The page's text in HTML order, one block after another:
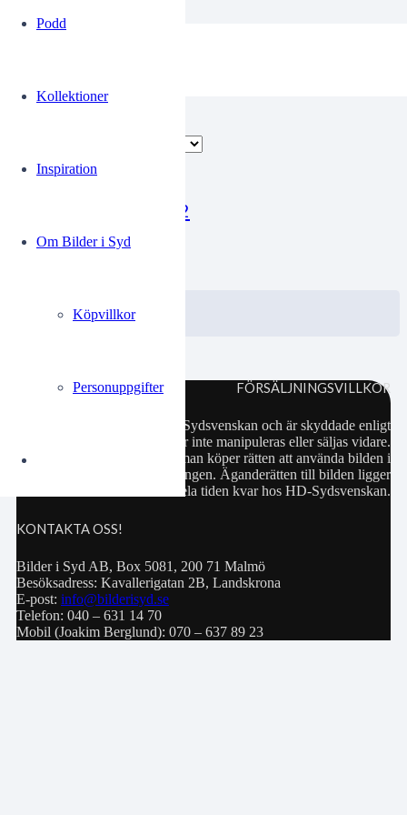
Podd
Kollektioner
Inspiration
Om Bilder i Syd
Köpvillkor
Personuppgifter
SDSarkivkrigg 5 2
0.00kr
Välj alternativ
FÖRSÄLJNINGSVILLKOR
Samtliga bilder hör till HD-Sydsvenskan och är skyddade enligt
upphovsrättslagen. De får inte manipuleras eller säljas vidare.
Köp av bild innebär att man köper rätten att använda bilden i
privat bruk eller för publiceringen. Äganderätten till bilden ligger
hela tiden kvar hos HD-Sydsvenskan.
KONTAKTA OSS!
Bilder i Syd AB, Box 5081, 200 71 Malmö
Besöksadress: Kavallerigatan 2B, Landskrona
E-post: info@bilderisyd.se
Telefon: 040 – 631 14 70
Mobil (Joakim Berglund): 070 – 637 89 23